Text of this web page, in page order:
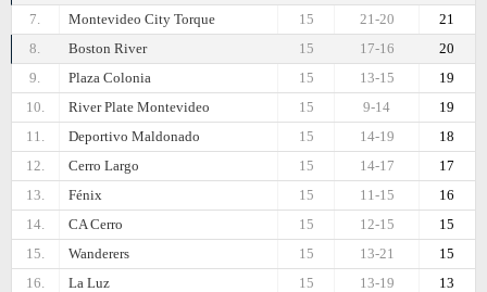
7.
Montevideo City Torque 21
21-20
15
8.
Boston River 20
17-16
15
9.
Plaza Colonia 19
13-15
15
10.
River Plate Montevideo 19
9-14
15
11.
Deportivo Maldonado 18
14-19
15
12.
Cerro Largo 17
14-17
15
13.
Fénix 16
11-15
15
14.
CA Cerro 15
12-15
15
15.
Wanderers 15
13-21
15
16.
La Luz 13
13-19
15